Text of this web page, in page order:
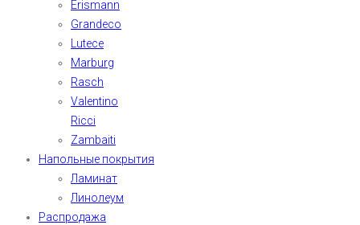
Erismann
Grandeco
Lutece
Marburg
Rasch
Valentino
Ricci
Zambaiti
Напольные покрытия
Ламинат
Линолеум
Распродажа